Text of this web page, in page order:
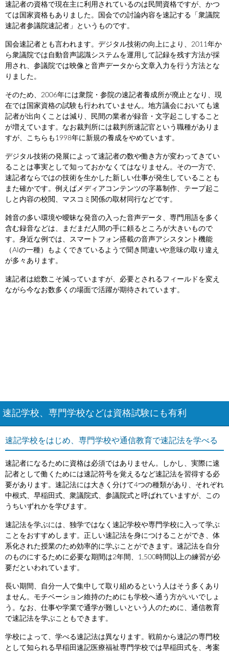
速記者の資格で現在主に利用されているのは民間資格ですが、かつ
ては国家資格もありました。国会での討論内容を速記する「衆議院
速記者参議院速記者」というものです。
国会速記者とも言われます。デジタル技術の向上により、2011年か
ら衆議院では自動音声認識システムを運用して記録を残す方法が採
用され、参議院では映像と音声データから文章入力を行う方法とな
りました。
そのため、2006年には衆院・参院の速記者養成所が廃止となり、現
在では国家資格の試験も行われていません。地方議会においても速
記者が出向くことは減り、民間の業者が録音・文字起こしすること
が増えています。なお裁判所には裁判所速記官という職種がありま
すが、こちらも1998年に新規の養成をやめています。
デジタル技術の発展によって速記者の数や働き方が変わってきてい
ることは事実として知っておかなくてはなりません。その一方で、
速記者ならではの技術を生かした新しい仕事が発生していることも
また確かです。例えばメディアコンテンツの字幕制作、テープ起こ
しと内容の校閲、マスコミ関係の取材同行などです。
雑音の多い環境や曖昧な発音の入った音声データ、専門用語を多く
含む録音などは、まだまだ人間の手に頼るところが大きいもので
す。身近な例では、スマートフォン搭載の音声アシスタント機能
（AIの一種）もよくできているようで聞き間違いや意味の取り違え
が多々あります。
速記者は総数こそ減っていますが、必要とされるフィールドを変え
ながら今なお数多くの場面で活躍が期待されています。
速記学校、専門学校などは資格試験にも有利
速記学校をはじめ、専門学校や通信教育で速記法を学べる
速記者になるために資格は必須ではありません。しかし、実際に速
記者として働くためには速記符号を覚えるなど速記法を習得する必
要があります。速記法には大きく分けて4つの種類があり、それぞれ
中根式、早稲田式、衆議院式、参議院式と呼ばれていますが、この
うちいずれかを学びます。
速記法を学ぶには、独学ではなく速記学校や専門学校に入って学ぶ
ことをおすすめします。正しい速記法を身につけることができ、体
系化された授業のため効率的に学ぶことができます。速記法を自分
のものにするために必要な期間は2年間、1,500時間以上の練習が必
要だといわれています。
長い期間、自分一人で集中して取り組めるという人はそう多くあり
ません。モチベーション維持のためにも学校へ通う方がいいでしょ
う。なお、仕事や学業で通学が難しいという人のために、通信教育
で速記法を学ぶこともできます。
学校によって、学べる速記法は異なります。戦前から速記の専門校
として知られる早稲田速記医療福祉専門学校では早稲田式を、考案